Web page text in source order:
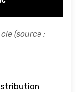
(source :